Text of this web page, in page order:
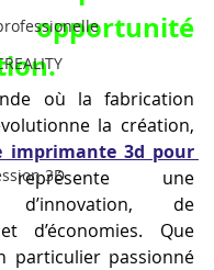
3D
où la fabrication
la création,
imprimante 3d pour
une
d’innovation, de
d’économies. Que
particulier passionné